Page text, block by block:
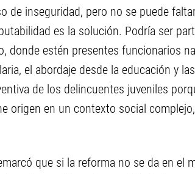
de inseguridad, pero no se puede
es la solución. Podría ser
donde estén presentes funcionarios
el abordaje desde la educación y
de los delincuentes juveniles
origen en un contexto social
que si la reforma no se da en el